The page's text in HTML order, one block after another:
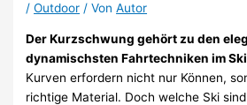
/Outdoor / VonAutor
Der Kurzschwung gehört zu den
dynamischsten Fahrtechniken im
Kurven erfordern nicht nur Können,
richtige Material. Doch welche Ski